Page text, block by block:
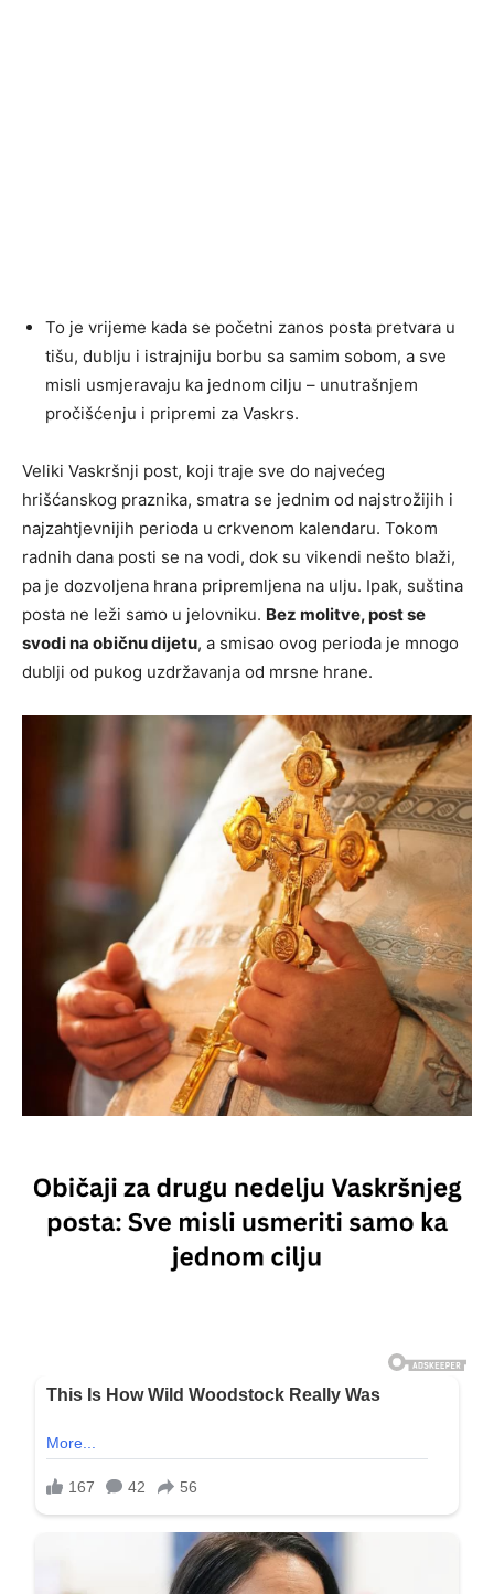
To je vrijeme kada se početni zanos posta pretvara u
tišu, dublju i istrajniju borbu sa samim sobom, a sve
misli usmjeravaju ka jednom cilju – unutrašnjem
pročišćenju i pripremi za Vaskrs.
Veliki Vaskršnji post, koji traje sve do najvećeg
hrišćanskog praznika, smatra se jednim od najstrožijih i
najzahtjevnijih perioda u crkvenom kalendaru. Tokom
radnih dana posti se na vodi, dok su vikendi nešto blaži,
pa je dozvoljena hrana pripremljena na ulju. Ipak, suština
posta ne leži samo u jelovniku. Bez molitve, post se
svodi na običnu dijetu, a smisao ovog perioda je mnogo
dublji od pukog uzdržavanja od mrsne hrane.